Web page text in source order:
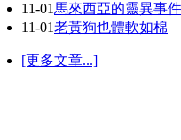
11-01 馬來西亞的靈異事件
11-01老黃狗也體軟如棉
[更多文章...]